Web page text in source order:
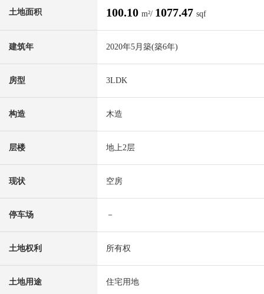
土地面积 100.10 m²/ 1077.47 sqf
建筑年 2020年5月築(築6年)
房型 3LDK
构造 木造
层楼 地上2层
现状 空房
停车场 －
土地权利 所有权
土地用途 住宅用地